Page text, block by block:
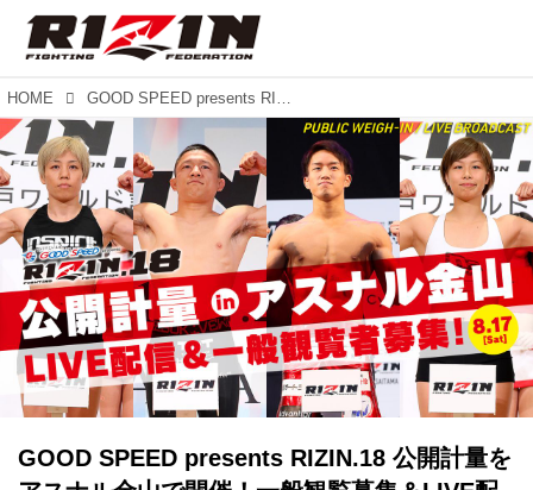
HOME GOOD SPEED presents RIZIN.18 公開計量をアスナル金山で開催！一般観覧募集＆LIVE配信！
GOOD SPEED presents RIZIN.18 公開計量を